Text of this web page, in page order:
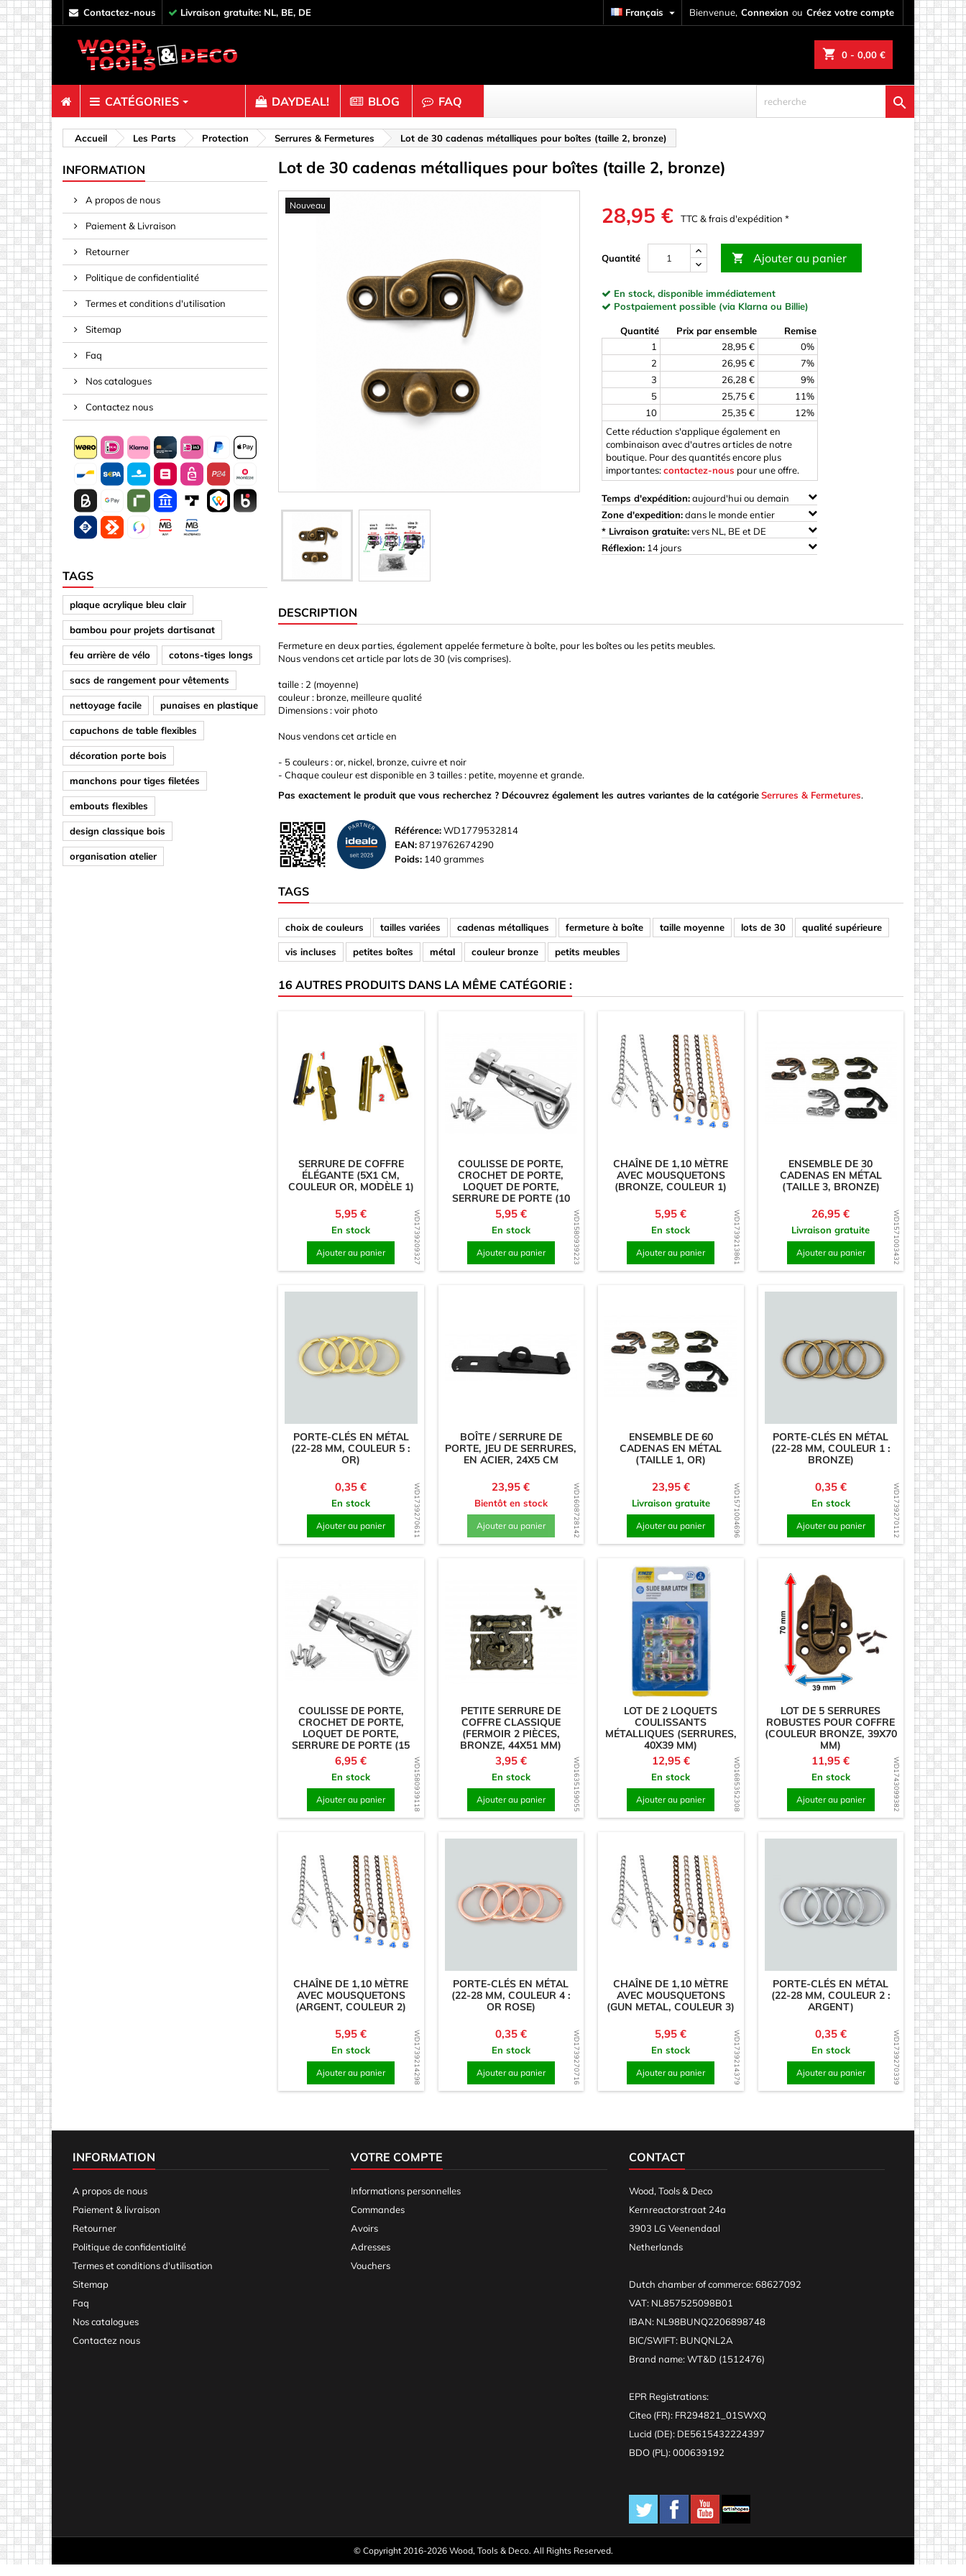
contactez-nous Livraison gratuite: NL, BE, DE Bienvenue, Connexion ou Créez votre compte
Français 
shopping_cart 0 - 0,00 €
CATÉGORIES
Fixations
Boulons & Noix
Broches & Tiges
Clips, Reliures & Maille
Crochets, Yeux & Anneaux
Ruban, Corde & Colle
Bois & Liège
Anneaux
Bâtons & Blocs
Disques
Épingles à linge
La boîte pour enfants de Woody
Ornements & Sculptures sur bois
Flèches
Lettres & Caractères
Matériau en feuille 3 mm
Miroirs
Crochets magnétiques
DAYDEAL! BLOG FAQ 
Accueil Les Parts Protection Serrures & Fermetures Lot de 30 cadenas métalliques pour boîtes (taille 2, bronze)
INFORMATION
A propos de nous
Paiement & Livraison
Retourner
Politique de confidentialité
Termes et conditions d'utilisation
Sitemap
Faq
Nos catalogues
Contactez nous
TAGS
plaque acrylique bleu clair
bambou pour projets dartisanat
feu arrière de vélo cotons-tiges longs
sacs de rangement pour vêtements
nettoyage facile punaises en plastique
capuchons de table flexibles
décoration porte bois
manchons pour tiges filetées
embouts flexibles
design classique bois
organisation atelier
Lot de 30 cadenas métalliques pour boîtes (taille 2, bronze)
Nouveau 28,95 € TTC & frais d'expédition *
Quantité  Ajouter au panier
En stock, disponible immédiatement
Postpaiement possible (via Klarna ou Billie)
Quantité Prix par ensemble
Remise
1
28,95 €
0%
2
26,95 €
7%
3
26,28 €
9%
5
25,75 €
11%
10
25,35 €
12%
Cette réduction s'applique également en
combinaison avec d'autres articles de notre
boutique. Pour des quantités encore plus
importantes:contactez-nous pour une offre.
Temps d'expédition:aujourd'hui ou demain
Zone d'expedition:dans le monde entier
* Livraison gratuite:vers NL, BE et DE
Réflexion: 14 jours
DESCRIPTION
Fermeture en deux parties, également appelée fermeture à boîte, pour les boîtes ou les petits meubles.
Nous vendons cet article par lots de 30 (vis comprises).
taille : 2 (moyenne)
couleur : bronze, meilleure qualité
Dimensions : voir photo
Nous vendons cet article en
- 5 couleurs : or, nickel, bronze, cuivre et noir
- Chaque couleur est disponible en 3 tailles : petite, moyenne et grande.
Pas exactement le produit que vous recherchez ? Découvrez également les autres variantes de la catégorieSerrures & Fermetures.
Référence:WD1779532814
EAN:8719762674290
Poids: 140 grammes
TAGS
choix de couleurs tailles variées cadenas métalliques fermeture à boîte taille moyenne lots de 30 qualité supérieure
vis incluses petites boîtes métal couleur bronze petits meubles
16 AUTRES PRODUITS DANS LA MÊME CATÉGORIE :
WD1739209327
SERRURE DE COFFRE
ÉLÉGANTE (5X1 CM,
COULEUR OR, MODÈLE 1)
Prix
5,95 €
En stock
Ajouter au panier WD1580939223
COULISSE DE PORTE,
CROCHET DE PORTE,
LOQUET DE PORTE,
SERRURE DE PORTE (10
CM)
Prix
5,95 €
En stock
Ajouter au panier WD1739213861
CHAÎNE DE 1,10 MÈTRE
AVEC MOUSQUETONS
(BRONZE, COULEUR 1)
Prix
5,95 €
En stock
Ajouter au panier WD1571003432
ENSEMBLE DE 30
CADENAS EN MÉTAL
(TAILLE 3, BRONZE)
Prix
26,95 €
Livraison gratuite
Ajouter au panier
WD1739270611
PORTE-CLÉS EN MÉTAL
(22-28 MM, COULEUR 5 :
OR)
Prix
0,35 €
En stock
Ajouter au panier WD1608728142
BOÎTE / SERRURE DE
PORTE, JEU DE SERRURES,
EN ACIER, 24X5 CM
Prix
23,95 €
Bientôt en stock
Ajouter au panier WD1571004696
ENSEMBLE DE 60
CADENAS EN MÉTAL
(TAILLE 1, OR)
Prix
23,95 €
Livraison gratuite
Ajouter au panier WD1739270112
PORTE-CLÉS EN MÉTAL
(22-28 MM, COULEUR 1 :
BRONZE)
Prix
0,35 €
En stock
Ajouter au panier
WD1580939118
COULISSE DE PORTE,
CROCHET DE PORTE,
LOQUET DE PORTE,
SERRURE DE PORTE (15
CM)
Prix
6,95 €
En stock
Ajouter au panier WD1635159055
PETITE SERRURE DE
COFFRE CLASSIQUE
(FERMOIR 2 PIÈCES,
BRONZE, 44X51 MM)
Prix
3,95 €
En stock
Ajouter au panier WD1685352308
LOT DE 2 LOQUETS
COULISSANTS
MÉTALLIQUES (SERRURES,
40X39 MM)
Prix
12,95 €
En stock
Ajouter au panier WD1743099382
LOT DE 5 SERRURES
ROBUSTES POUR COFFRE
(COULEUR BRONZE, 39X70
MM)
Prix
11,95 €
En stock
Ajouter au panier
WD1739214298
CHAÎNE DE 1,10 MÈTRE
AVEC MOUSQUETONS
(ARGENT, COULEUR 2)
Prix
5,95 €
En stock
Ajouter au panier WD1739270716
PORTE-CLÉS EN MÉTAL
(22-28 MM, COULEUR 4 :
OR ROSE)
Prix
0,35 €
En stock
Ajouter au panier WD1739214379
CHAÎNE DE 1,10 MÈTRE
AVEC MOUSQUETONS
(GUN METAL, COULEUR 3)
Prix
5,95 €
En stock
Ajouter au panier WD1739270339
PORTE-CLÉS EN MÉTAL
(22-28 MM, COULEUR 2 :
ARGENT)
Prix
0,35 €
En stock
Ajouter au panier
INFORMATION
A propos de nous
Paiement & livraison
Retourner
Politique de confidentialité
Termes et conditions d'utilisation
Sitemap
Faq
Nos catalogues
Contactez nous
VOTRE COMPTE
Informations personnelles
Commandes
Avoirs
Adresses
Vouchers
CONTACT
Wood, Tools & Deco
Kernreactorstraat 24a
3903 LG Veenendaal
Netherlands
Dutch chamber of commerce: 68627092
VAT: NL857525098B01
IBAN: NL98BUNQ2206898748
BIC/SWIFT: BUNQNL2A
Brand name: WT&D (1512476)
EPR Registrations:
Citeo (FR): FR294821_01SWXQ
Lucid (DE): DE5615432224397
BDO (PL): 000639192
© Copyright 2016-2026 Wood, Tools & Deco. All Rights Reserved.